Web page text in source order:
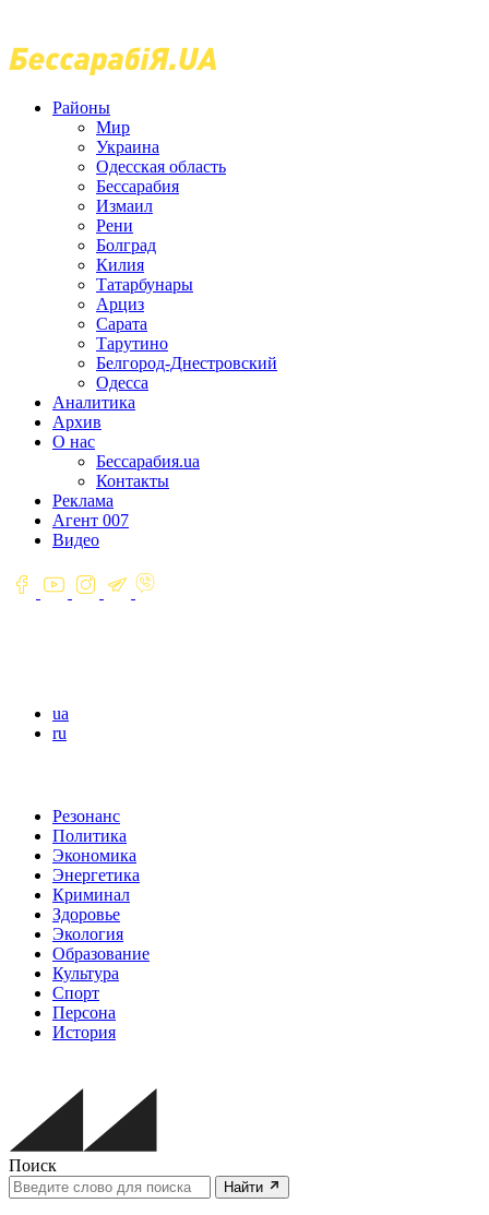
Районы
Мир
Украина
Одесская область
Бессарабия
Измаил
Рени
Болград
Килия
Татарбунары
Арциз
Сарата
Тарутино
Белгород-Днестровский
Одесса
Аналитика
Архив
О нас
Бессарабия.ua
Контакты
Реклама
Агент 007
Видео
ua
ru
Резонанс
Политика
Экономика
Энергетика
Криминал
Здоровье
Экология
Образование
Культура
Спорт
Персона
История
Поиск
Найти